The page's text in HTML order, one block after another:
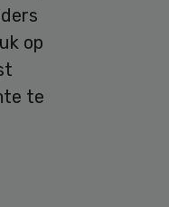
op
te